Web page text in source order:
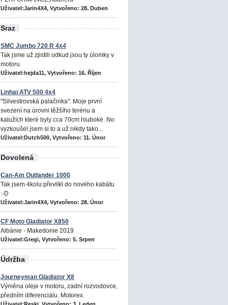
Uživatel:Jarin4X4, Vytvořeno: 28. Duben
Sraz
SMC Jumbo 720 R 4x4
Tak jsme už zjistili odkud jsou ty úlomky v
motoru.
Uživatel:hejda11, Vytvořeno: 16. Říjen
Linhai ATV 500 4x4
"Silvestrovská palačinka": Moje první
svezení na úrovni těžšího terénu a
kalužích které byly cca 70cm hluboké. No
vyzkoušel jsem si to a už nikdy tako...
Uživatel:Dutch500, Vytvořeno: 11. Únor
Dovolená
Can-Am Outlander 1000
Tak jsem 4kolu převlíkl do nového kabátu
:-D
Uživatel:Jarin4X4, Vytvořeno: 28. Únor
CF Moto Gladiator X850
Albánie - Makedonie 2019
Uživatel:Gregi, Vytvořeno: 5. Srpen
Údržba
Journeyman Gladiator X8
Výměna oleje v motoru, zadní rozvodovce,
předním diferenciálu. Motorex